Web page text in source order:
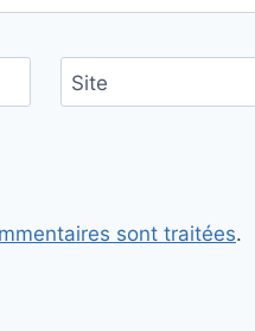
Site
sont traitées.